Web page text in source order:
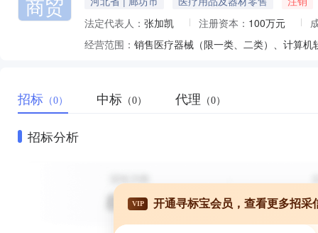
商贸
法定代表人： 张加凯 注册资本： 100万元
经营范围：
招标 （0） 中标 （0） 代理 （0）
招标分析
VIP 开通寻标宝会员，查看更多招采